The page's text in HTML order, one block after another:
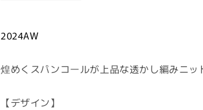
2024AW
煌めくスパンコールが上品な透かし編みニッ
【デザイン】